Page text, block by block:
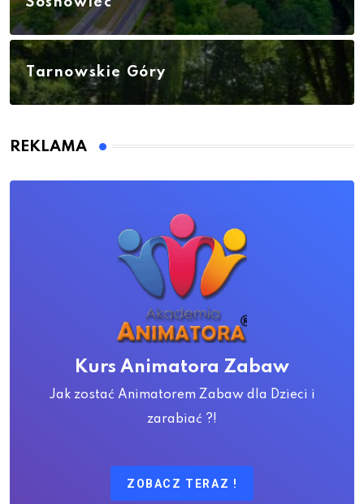
Tarnowskie Góry
REKLAMA
Kurs Animatora Zabaw
Jak zostać Animatorem Zabaw dla Dzieci i
zarabiać ?!
ZOBACZ TERAZ !